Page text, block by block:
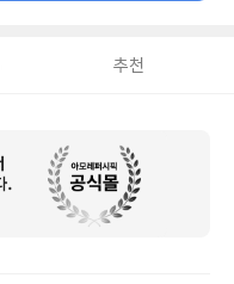
추천